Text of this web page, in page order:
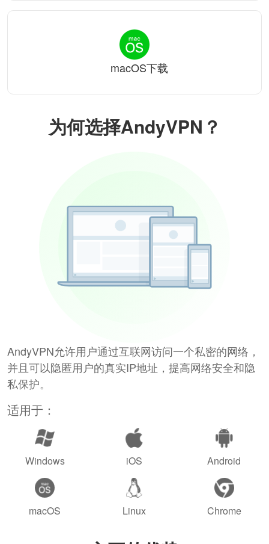
为何选择AndyVPN？
AndyVPN允许用户通过互联网访问一个私密的网络，
并且可以隐匿用户的真实IP地址，提高网络安全和隐
私保护。
适用于：
Windows iOS Android
macOS Linux Chrome
macOS下载